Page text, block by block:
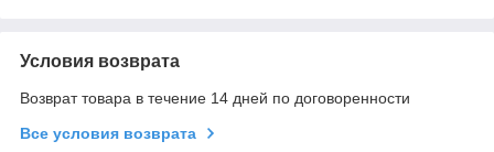
Условия возврата
Возврат товара в течение 14 дней по договоренности
Все условия возврата